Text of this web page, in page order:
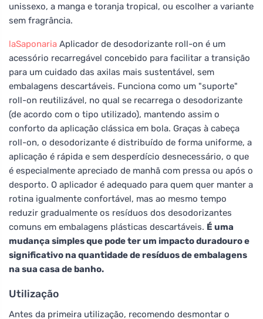
unissexo, a manga e toranja tropical, ou escolher a variante
sem fragrância.
laSaponaria Aplicador de desodorizante roll-on é um
acessório recarregável concebido para facilitar a transição
para um cuidado das axilas mais sustentável, sem
embalagens descartáveis. Funciona como um "suporte"
roll-on reutilizável, no qual se recarrega o desodorizante
(de acordo com o tipo utilizado), mantendo assim o
conforto da aplicação clássica em bola. Graças à cabeça
roll-on, o desodorizante é distribuído de forma uniforme, a
aplicação é rápida e sem desperdício desnecessário, o que
é especialmente apreciado de manhã com pressa ou após o
desporto. O aplicador é adequado para quem quer manter a
rotina igualmente confortável, mas ao mesmo tempo
reduzir gradualmente os resíduos dos desodorizantes
comuns em embalagens plásticas descartáveis. É uma
mudança simples que pode ter um impacto duradouro e
significativo na quantidade de resíduos de embalagens
na sua casa de banho.
Utilização
Antes da primeira utilização, recomendo desmontar o